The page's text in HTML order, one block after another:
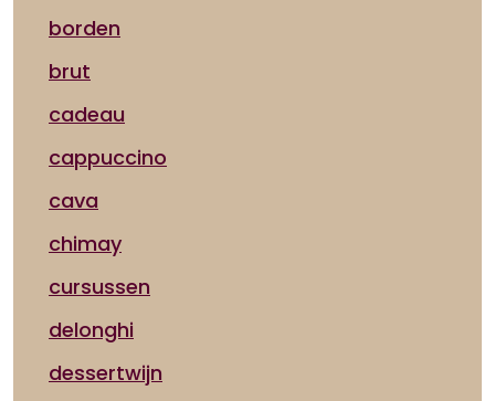
borden
brut
cadeau
cappuccino
cava
chimay
cursussen
delonghi
dessertwijn